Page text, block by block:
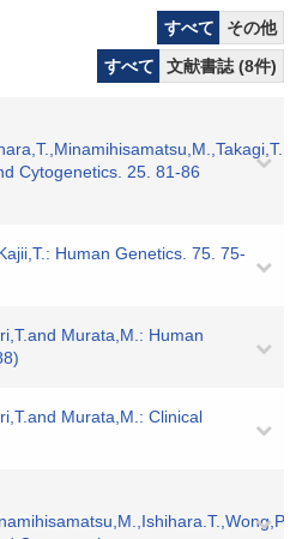
すべて
その他
すべて
文献書誌 (8件)
Cytogenetics. 25. 81-86
Human Genetics. 75. 75-
Murata,M.: Human
Murata,M.: Clinical